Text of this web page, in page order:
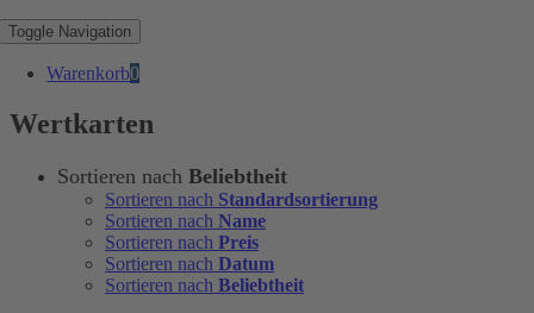
Toggle Navigation
Warenkorb0
Wertkarten
Sortieren nach Beliebtheit
Sortieren nach Standardsortierung
Sortieren nach Name
Sortieren nach Preis
Sortieren nach Datum
Sortieren nach Beliebtheit